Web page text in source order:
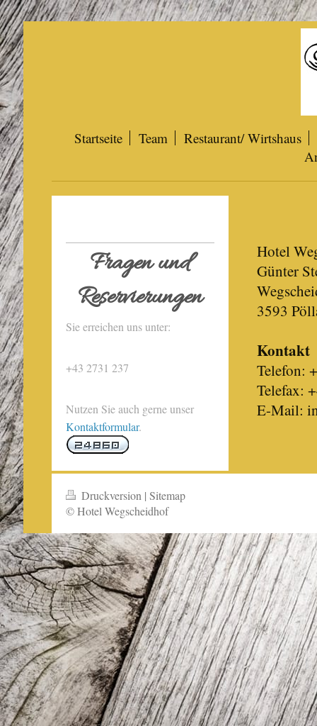
Startseite Team
Restaurant/ Wirtshaus
Hotel
Günter
3593
Kontakt
Telefon:
Telefax:
E-Mail:
Fragen und
Reservierungen
Sie erreichen uns unter:
+43 2731 237
Nutzen Sie auch gerne unser
Kontaktformular.
Druckversion | Sitemap
© Hotel Wegscheidhof